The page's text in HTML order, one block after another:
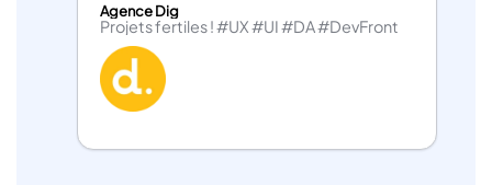
Agence Dig
Projets fertiles ! #UX #UI #DA #DevFront